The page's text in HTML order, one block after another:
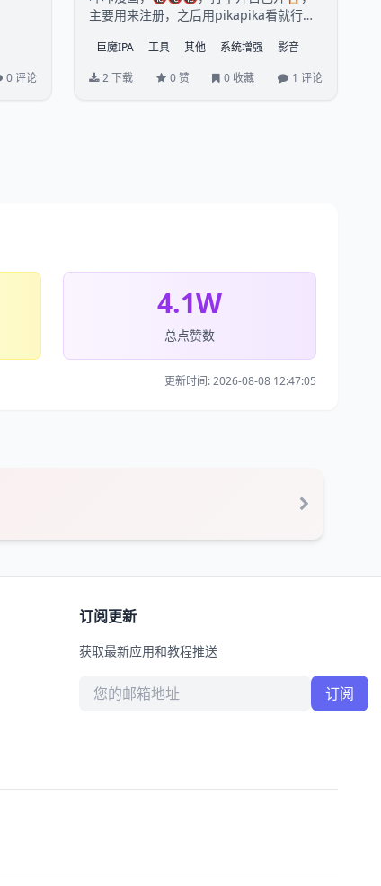
0 评论
主要用来注册，之后用pikapika看就行
巨魔IPA 工具 其他 系统增强
影音
2 下载
0 赞 0 收藏 1 评论
4.1W
总点赞数
更新时间: 2026-08-08 12:47:05
订阅更新
获取最新应用和教程推送
邮箱地址 订阅